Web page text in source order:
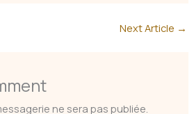
Next Article →
ne sera pas publiée.